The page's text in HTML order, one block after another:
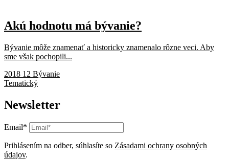
Akú hodnotu má bývanie?
Bývanie môže znamenať a historicky znamenalo rôzne veci. Aby
sme však pochopili...
2018 12 Bývanie
Tematický
Newsletter
Email*
Prihlásením na odber, súhlasíte so Zásadami ochrany osobných
údajov.